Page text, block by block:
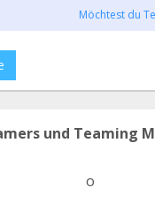
Möchtest du
und Teaming
o